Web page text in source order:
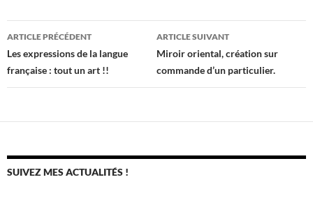
Navigation
des
articles
ARTICLE PRÉCÉDENT
Les expressions de la langue
française : tout un art !!
ARTICLE SUIVANT
Miroir oriental, création sur
commande d’un particulier.
SUIVEZ MES ACTUALITÉS !